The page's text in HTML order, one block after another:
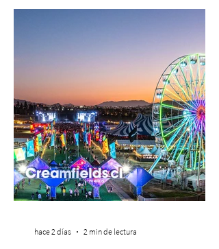
hace 2 días 2 min de lectura